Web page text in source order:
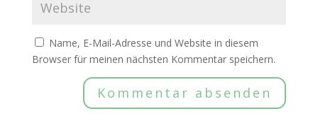
Name, E-Mail-Adresse und Website in diesem
Browser für meinen nächsten Kommentar speichern.